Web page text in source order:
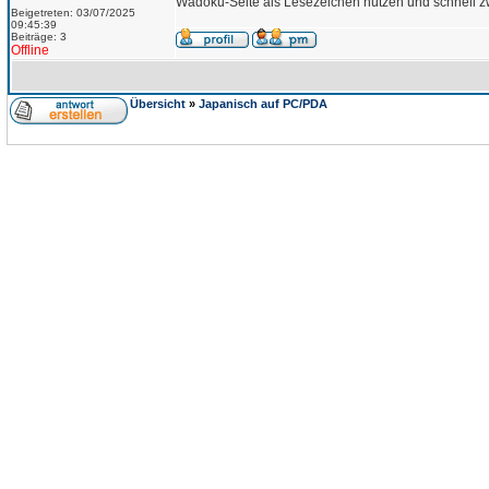
Beigetreten: 03/07/2025
09:45:39
Beiträge: 3
Offline
Übersicht » Japanisch auf PC/PDA